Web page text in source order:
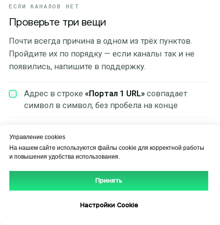
Управление cookies
На нашем сайте используются файлы cookie для корректной работы
и повышения удобства использования.
Принять
Настройки Cookie
ЕСЛИ КАНАЛОВ НЕТ
Проверьте три вещи
Почти всегда причина в одном из трёх пунктов.
Пройдите их по порядку — если каналы так и не
появились, напишите в поддержку.
Адрес в строке «Портал 1 URL» совпадает
символ в символ, без пробела на конце
из системных настроек
Получить доступ Написать в поддержку